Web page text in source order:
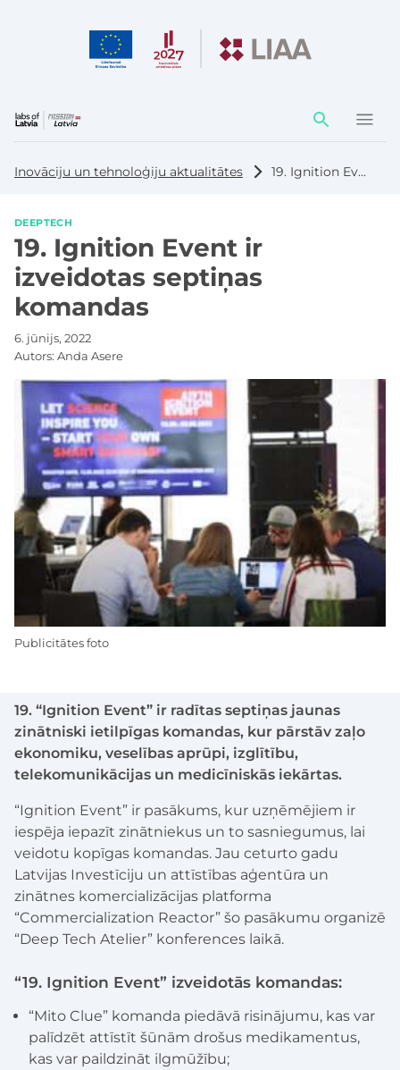
Darbības
elementi
Inovāciju un tehnoloģiju aktualitātes 19. Ignition Event ir izveidotas septiņas komandas
DEEPTECH
19. Ignition Event ir
izveidotas septiņas
komandas
6. jūnijs, 2022
Autors: Anda Asere
19. “Ignition Event” ir radītas septiņas jaunas
zinātniski ietilpīgas komandas, kur pārstāv zaļo
ekonomiku, veselības aprūpi, izglītību,
telekomunikācijas un medicīniskās iekārtas.
“Ignition Event” ir pasākums, kur uzņēmējiem ir
iespēja iepazīt zinātniekus un to sasniegumus, lai
veidotu kopīgas komandas. Jau ceturto gadu
Latvijas Investīciju un attīstības aģentūra un
zinātnes komercializācijas platforma
“Commercialization Reactor” šo pasākumu organizē
“Deep Tech Atelier” konferences laikā.
“19. Ignition Event” izveidotās komandas:
“Mito Clue” komanda piedāvā risinājumu, kas var
palīdzēt attīstīt šūnām drošus medikamentus,
kas var paildzināt ilgmūžību;
Publicitātes foto